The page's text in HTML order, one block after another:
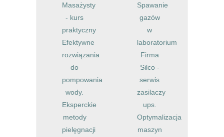
Masażysty
- kurs
praktyczny
Efektywne
rozwiązania
do
pompowania
wody.
Eksperckie
metody
pielęgnacji
Spawanie
gazów
w
laboratorium
Firma
Silco -
serwis
zasilaczy
ups.
Optymalizacja
maszyn